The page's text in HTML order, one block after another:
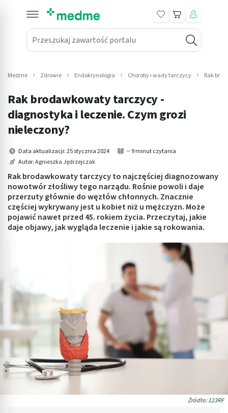
Przeszukaj zawartość portalu
Koszyk
submenu: Leki na receptę
submenu: Mama i dziecko
submenu: Kosmetyki
submenu: Higiena
submenu: Sprzęt medyczny
submenu: Intymne
submenu: Wellness
Medme Zdrowie Endokrynologia Choroby i wady tarczycy Rak
Rak brodawkowaty tarczycy -
diagnostyka i leczenie. Czym grozi
nieleczony?
Data aktualizacji: 25 stycznia 2024
~ 9 minut czytania
Autor:Agnieszka Jędrzejczak
Rak brodawkowaty tarczycy to najczęściej diagnozowany
nowotwór złośliwy tego narządu. Rośnie powoli i daje
przerzuty głównie do węzłów chłonnych. Znacznie
częściej wykrywany jest u kobiet niż u mężczyzn. Może
pojawić nawet przed 45. rokiem życia. Przeczytaj, jakie
daje objawy, jak wygląda leczenie i jakie są rokowania.
Źródło: 123RF